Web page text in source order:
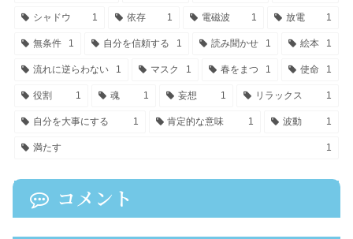
シャドウ 1 依存 1 電磁波 1 放電 1
無条件 1 自分を信頼する 1 読み聞かせ 1 絵本 1
流れに逆らわない 1 マスク 1 春をまつ 1 使命 1
役割 1 魂 1 妄想 1 リラックス 1
自分を大事にする 1 肯定的な意味 1 波動 1
満たす 1
コメント